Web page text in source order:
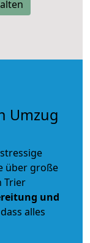
Umzug
über große
Trier
und
alles